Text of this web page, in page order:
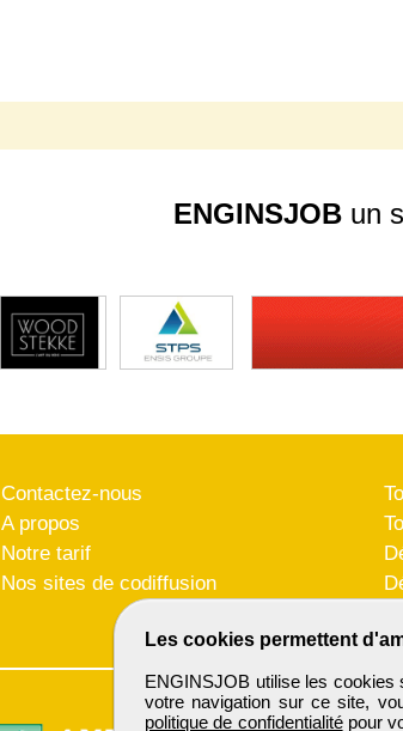
Les cookies permettent
ENGINSJOB utilise les cookies
votre navigation sur ce site,
politique de confidentialitépour
ENGINSJOB un
Contactez-nous
A propos
Notre tarif
Nos sites de codiffusion